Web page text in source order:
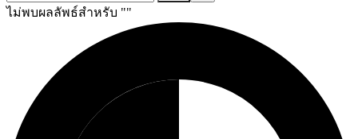
ไม่พบผลลัพธ์สำหรับ ""